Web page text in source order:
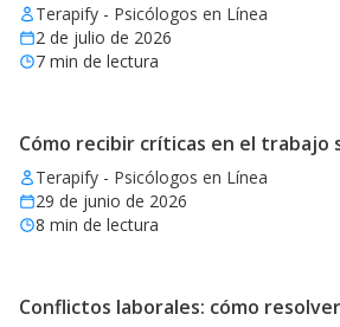
Terapify - Psicólogos en Línea
2 de julio de 2026
7 min de lectura
Cómo recibir críticas en el
Terapify - Psicólogos en Línea
29 de junio de 2026
8 min de lectura
Conflictos laborales: cómo